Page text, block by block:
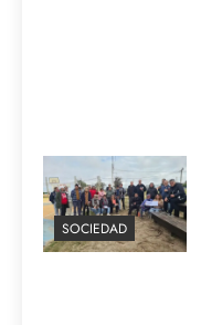
SOCIEDAD